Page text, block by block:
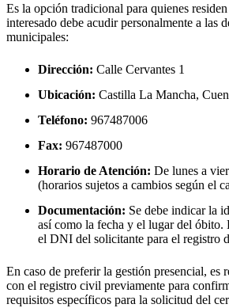
Es la opción tradicional para quienes
interesado debe acudir personalmente a las
municipales:
Dirección: Calle Cervantes 1
Ubicación: Castilla La Mancha,
Teléfono: 967487006
Fax: 967487000
Horario de Atención: De lunes a
(horarios sujetos a cambios según el
Documentación: Se debe indicar la
así como la fecha y el lugar del óbito.
el DNI del solicitante para el registro
En caso de preferir la gestión presencial, es
con el registro civil previamente para
requisitos específicos para la solicitud del